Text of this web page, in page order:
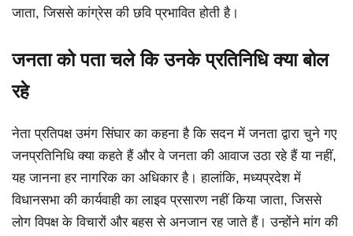
जाता, जिससे कांग्रेस की छवि प्रभावित होती है।
जनता को पता चले कि उनके प्रतिनिधि क्या बोल
रहे
नेता प्रतिपक्ष उमंग सिंघार का कहना है कि सदन में जनता द्वारा चुने गए
जनप्रतिनिधि क्या कहते हैं और वे जनता की आवाज उठा रहे हैं या नहीं,
यह जानना हर नागरिक का अधिकार है। हालांकि, मध्यप्रदेश में
विधानसभा की कार्यवाही का लाइव प्रसारण नहीं किया जाता, जिससे
लोग विपक्ष के विचारों और बहस से अनजान रह जाते हैं। उन्होंने मांग की